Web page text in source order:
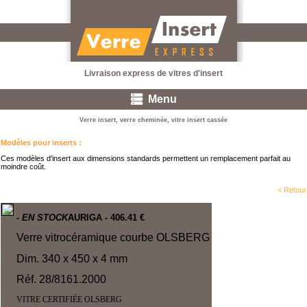
Livraison express de vitres d'insert
Menu
Verre insert, verre cheminée, vitre insert cassée
Modèles pour inserts :
Ces modèles d'insert aux dimensions standards permettent un remplacement parfait au
moindre coût.
< Retour
AURIGA
- EN STOCK - 406.41 €
Verre vitrocéramique courbe OLSBERG
Dim. 340 x 450 x 4 mm
Réf. 28/8161.2000
VITRE CERTIFIÉE OLSBERG